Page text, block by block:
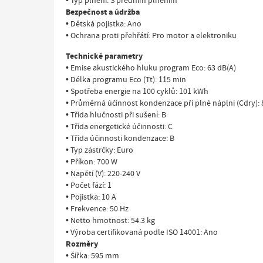
Bezpečnost a údržba
• Dětská pojistka: Ano
• Ochrana proti přehřátí: Pro motor a elektroniku
Technické parametry
• Emise akustického hluku program Eco: 63 dB(A)
• Délka programu Eco (Tt): 115 min
• Spotřeba energie na 100 cyklů: 101 kWh
• Průměrná účinnost kondenzace při plné náplni (Cdry):
• Třída hlučnosti při sušení: B
• Třída energetické účinnosti: C
• Třída účinnosti kondenzace: B
• Typ zástrčky: Euro
• Příkon: 700 W
• Napětí (V): 220-240 V
• Počet fází: 1
• Pojistka: 10 A
• Frekvence: 50 Hz
• Netto hmotnost: 54.3 kg
• Výroba certifikovaná podle ISO 14001: Ano
Rozměry
• Šířka: 595 mm